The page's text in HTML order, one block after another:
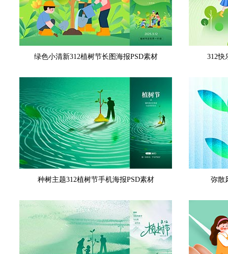
绿色小清新312植树节长图海报PSD素材 312快
种树主题312植树节手机海报PSD素材 弥散